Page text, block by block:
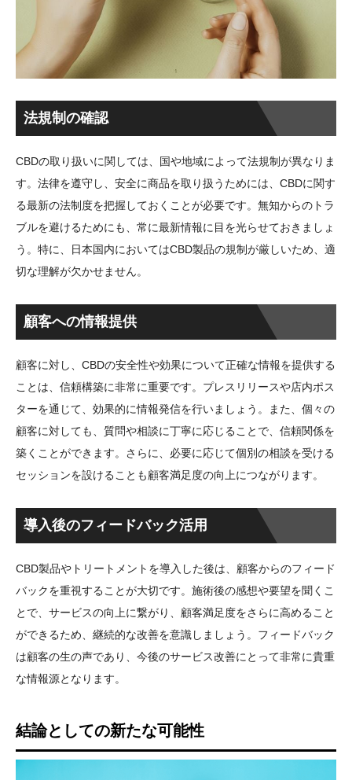
法規制の確認
CBDの取り扱いに関しては、国や地域によって法規制が異なりま
す。法律を遵守し、安全に商品を取り扱うためには、CBDに関す
る最新の法制度を把握しておくことが必要です。無知からのトラ
ブルを避けるためにも、常に最新情報に目を光らせておきましょ
う。特に、日本国内においてはCBD製品の規制が厳しいため、適
切な理解が欠かせません。
顧客への情報提供
顧客に対し、CBDの安全性や効果について正確な情報を提供する
ことは、信頼構築に非常に重要です。プレスリリースや店内ポス
ターを通じて、効果的に情報発信を行いましょう。また、個々の
顧客に対しても、質問や相談に丁寧に応じることで、信頼関係を
築くことができます。さらに、必要に応じて個別の相談を受ける
セッションを設けることも顧客満足度の向上につながります。
導入後のフィードバック活用
CBD製品やトリートメントを導入した後は、顧客からのフィード
バックを重視することが大切です。施術後の感想や要望を聞くこ
とで、サービスの向上に繋がり、顧客満足度をさらに高めること
ができるため、継続的な改善を意識しましょう。フィードバック
は顧客の生の声であり、今後のサービス改善にとって非常に貴重
な情報源となります。
結論としての新たな可能性